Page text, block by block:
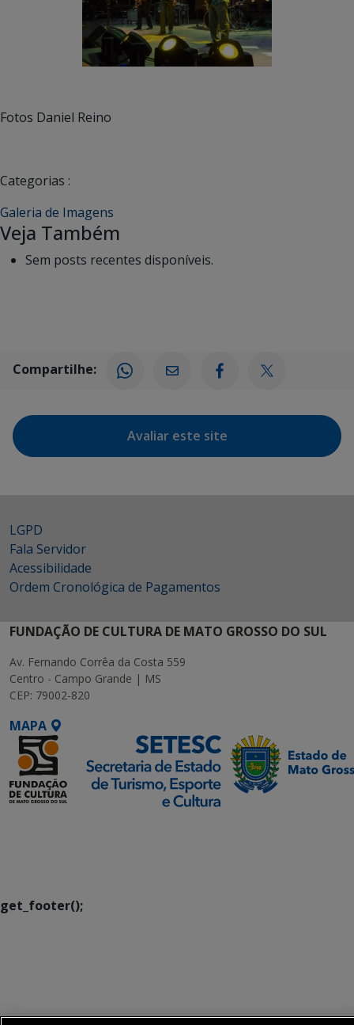
Fotos Daniel Reino
Categorias :
Galeria de Imagens
Veja Também
Sem posts recentes disponíveis.
Compartilhe:
Avaliar este site
LGPD
Fala Servidor
Acessibilidade
Ordem Cronológica de Pagamentos
FUNDAÇÃO DE CULTURA DE MATO GROSSO DO SUL
Av. Fernando Corrêa da Costa 559
Centro - Campo Grande | MS
CEP: 79002-820
MAPA
get_footer();